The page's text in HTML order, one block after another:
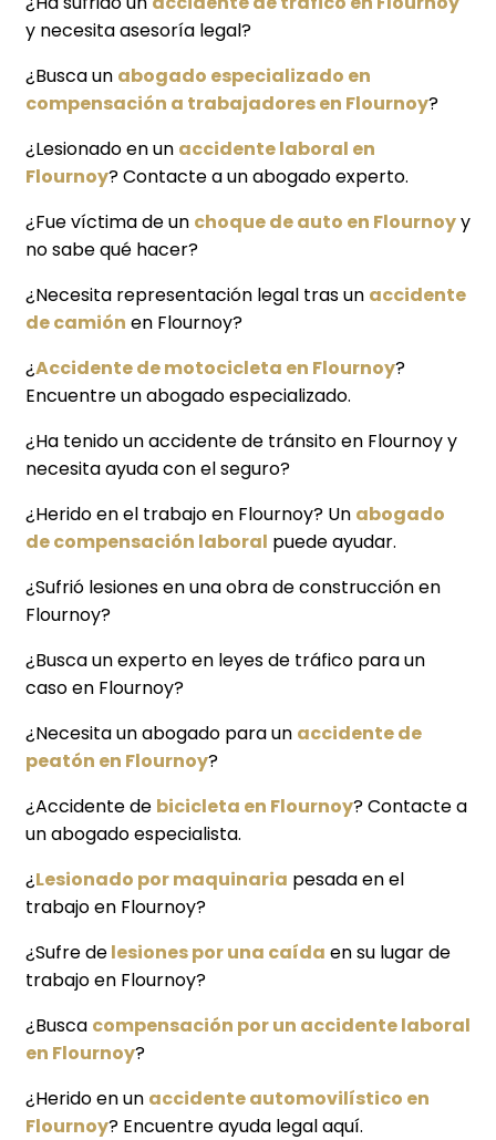
y necesita asesoría legal?
¿Busca un abogado especializado en
compensación a trabajadores en Flournoy?
¿Lesionado en un accidente laboral en
Flournoy? Contacte a un abogado experto.
¿Fue víctima de un choque de auto en Flournoyy
no sabe qué hacer?
¿Necesita representación legal tras un accidente
de camión en Flournoy?
¿Accidente de motocicleta en Flournoy?
Encuentre un abogado especializado.
¿Ha tenido un accidente de tránsito en Flournoy y
necesita ayuda con el seguro?
¿Herido en el trabajo en Flournoy? Un abogado
de compensación laboral puede ayudar.
¿Sufrió lesiones en una obra de construcción en
Flournoy?
¿Busca un experto en leyes de tráfico para un
caso en Flournoy?
¿Necesita un abogado para un accidente de
peatón en Flournoy?
¿Accidente de bicicleta en Flournoy? Contacte a
un abogado especialista.
¿Lesionado por maquinaria pesada en el
trabajo en Flournoy?
¿Sufre delesiones por una caída en su lugar de
trabajo en Flournoy?
¿Busca compensación por un accidente laboral
en Flournoy?
¿Herido en un accidente automovilístico en
Flournoy? Encuentre ayuda legal aquí.